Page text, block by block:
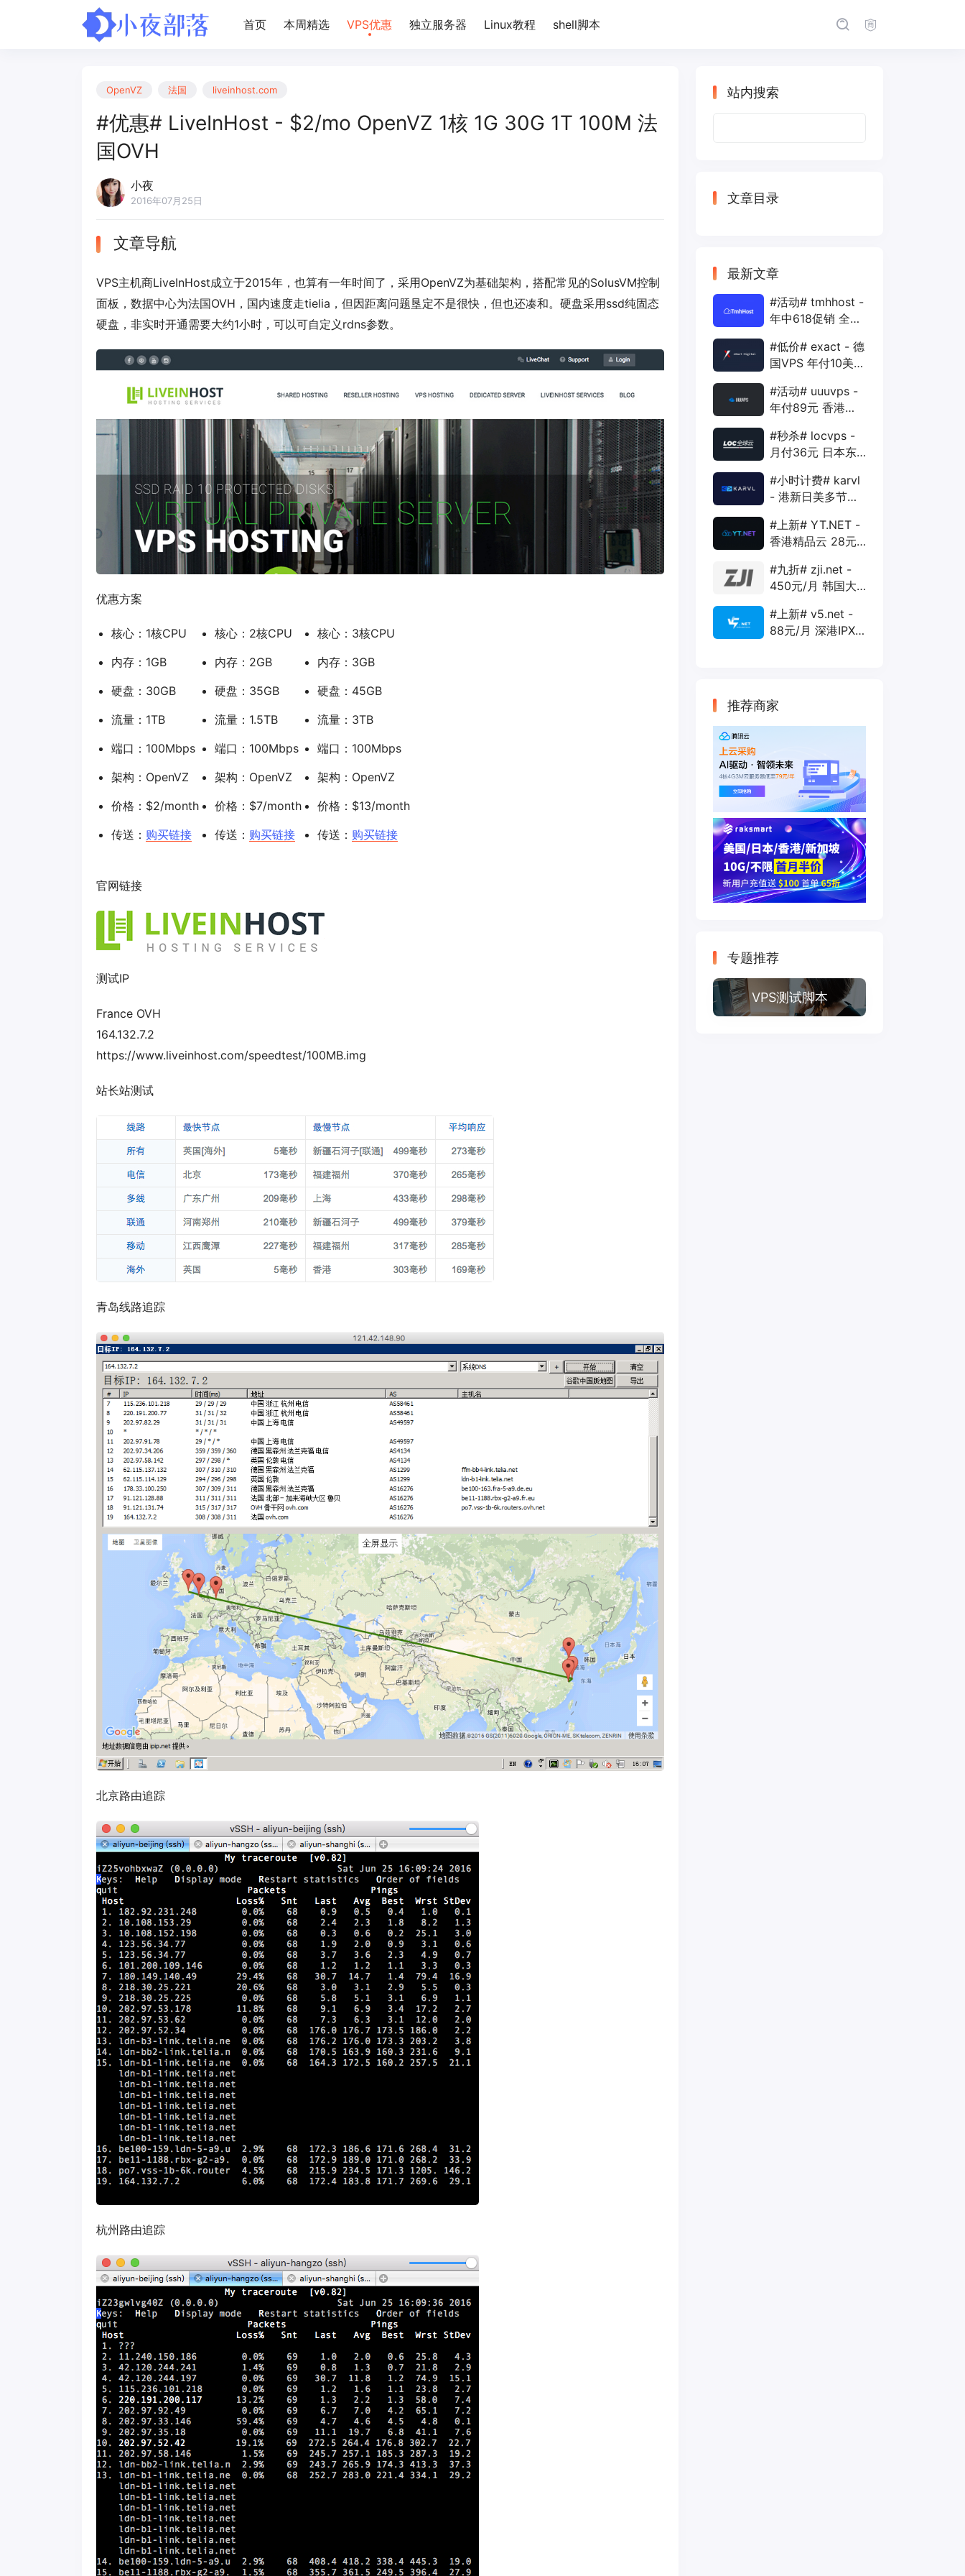
首页 本周精选 VPS优惠 独立服务器 Linux教程 shell脚本
OpenVZ 法国 liveinhost.com
#优惠# LiveInHost - $2/mo OpenVZ 1核 1G 30G 1T 100M 法
国OVH
小夜
2016年07月25日
文章导航
VPS主机商LiveInHost成立于2015年，也算有一年时间了，采用OpenVZ为基础架构，搭配常见的SolusVM控制
面板，数据中心为法国OVH，国内速度走tielia，但因距离问题垦定不是很快，但也还凑和。硬盘采用ssd纯固态
硬盘，非实时开通需要大约1小时，可以可自定义rdns参数。
优惠方案
核心：1核CPU
内存：1GB
硬盘：30GB
流量：1TB
端口：100Mbps
架构：OpenVZ
价格：$2/month
传送： 购买链接
核心：2核CPU
内存：2GB
硬盘：35GB
流量：1.5TB
端口：100Mbps
架构：OpenVZ
价格：$7/month
传送： 购买链接
核心：3核CPU
内存：3GB
硬盘：45GB
流量：3TB
端口：100Mbps
架构：OpenVZ
价格：$13/month
传送： 购买链接
官网链接
测试IP
France OVH
164.132.7.2
https://www.liveinhost.com/speedtest/100MB.img
站长站测试
青岛线路追踪
北京路由追踪
杭州路由追踪
站内搜索
文章目录
最新文章
#活动# tmhhost -
年中618促销 全场
年付VPS
#低价# exact - 德
国VPS 年付10美元
1Gbps
#活动# uuuvps -
年付89元 香港
400G 30M
#秒杀# locvps -
月付36元 日本东
40G 1T 450Mbps
#小时计费# karvl
- 港新日美多节点
20G 5T 1Gbps
#上新# YT.NET -
香港精品云 28元/
AS10099+移动
CMI
#九折# zji.net -
450元/月 韩国大
优化和纯国际线路
#上新# v5.net -
88元/月 深港IPX
推荐商家
专题推荐
VPS测试脚本